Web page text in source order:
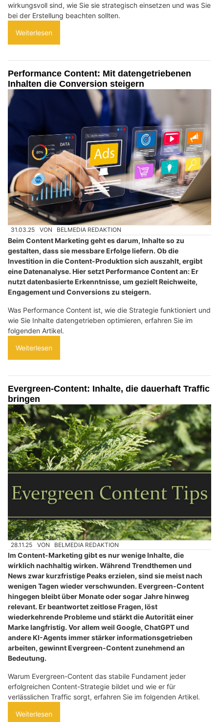
wirkungsvoll sind, wie Sie sie strategisch einsetzen und was Sie
bei der Erstellung beachten sollten.
Weiterlesen
Performance Content: Mit datengetriebenen
Inhalten die Conversion steigern
31.03.25 VON BELMEDIA REDAKTION
Beim Content Marketing geht es darum, Inhalte so zu
gestalten, dass sie messbare Erfolge liefern. Ob die
Investition in die Content-Produktion sich auszahlt, ergibt
eine Datenanalyse. Hier setzt Performance Content an: Er
nutzt datenbasierte Erkenntnisse, um gezielt Reichweite,
Engagement und Conversions zu steigern.
Was Performance Content ist, wie die Strategie funktioniert und
wie Sie Inhalte datengetrieben optimieren, erfahren Sie im
folgenden Artikel.
Weiterlesen
Evergreen-Content: Inhalte, die dauerhaft Traffic
bringen
28.11.25 VON BELMEDIA REDAKTION
Im Content-Marketing gibt es nur wenige Inhalte, die
wirklich nachhaltig wirken. Während Trendthemen und
News zwar kurzfristige Peaks erzielen, sind sie meist nach
wenigen Tagen wieder verschwunden. Evergreen-Content
hingegen bleibt über Monate oder sogar Jahre hinweg
relevant. Er beantwortet zeitlose Fragen, löst
wiederkehrende Probleme und stärkt die Autorität einer
Marke langfristig. Vor allem weil Google, ChatGPT und
andere KI-Agents immer stärker informationsgetrieben
arbeiten, gewinnt Evergreen-Content zunehmend an
Bedeutung.
Warum Evergreen-Content das stabile Fundament jeder
erfolgreichen Content-Strategie bildet und wie er für
verlässlichen Traffic sorgt, erfahren Sie im folgenden Artikel.
Weiterlesen